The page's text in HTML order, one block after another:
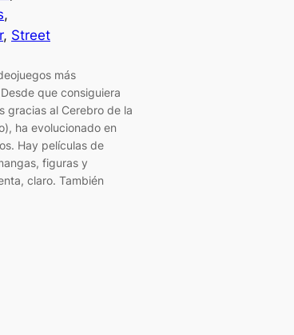
, Street
más
que consiguiera
gracias al Cerebro de la
ha evolucionado en
Hay películas de
figuras y
claro. También